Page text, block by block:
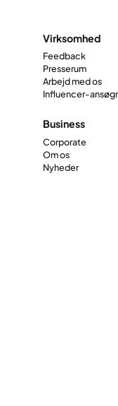
Virksomhed
Feedback
Presserum
Arbejd med os
Influencer-
Business
Corporate
Om os
Nyheder